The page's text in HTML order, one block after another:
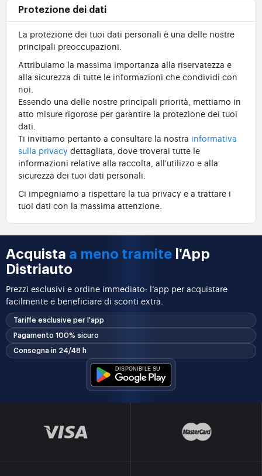
Protezione dei dati
La protezione dei tuoi dati personali è una delle nostre
principali preoccupazioni.
Attribuiamo la massima importanza alla riservatezza e
alla sicurezza di tutte le informazioni che condividi con
noi.
Essendo una delle nostre principali priorità, mettiamo in
atto misure rigorose per garantire la protezione dei tuoi
dati.
Ti invitiamo pertanto a consultare la nostra informativa
sulla privacy dettagliata, dove troverai tutte le
informazioni relative alla raccolta, all'utilizzo e alla
sicurezza dei tuoi dati personali.
Ci impegniamo a rispettare la tua privacy e a trattare i
tuoi dati con la massima attenzione.
Acquista a meno tramite l'App
Distriauto
Prezzi esclusivi e ordine immediato: l’app per acquistare
facilmente e beneficiare di sconti extra.
Tariffe esclusive per l'app
Pagamento 100% sicuro
Consegna in 24/48 h